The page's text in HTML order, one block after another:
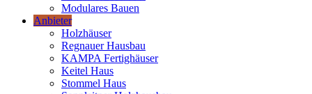
Modulares Bauen
Anbieter
Holzhäuser
Regnauer Hausbau
KAMPA Fertighäuser
Keitel Haus
Stommel Haus